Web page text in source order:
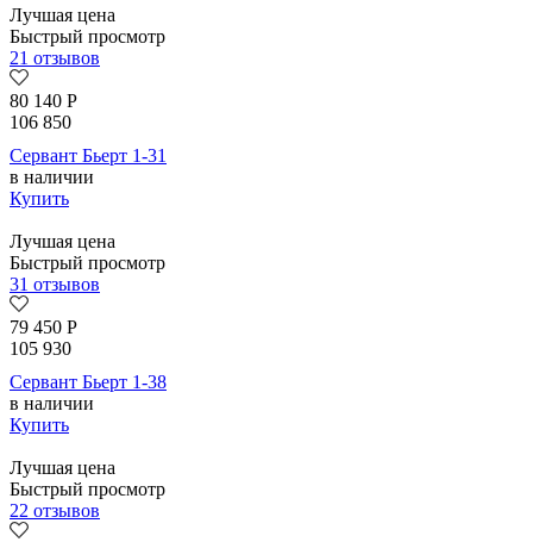
Лучшая цена
Быстрый просмотр
21 отзывов
80 140 Р
106 850
Сервант Бьерт 1-31
в наличии
Купить
Лучшая цена
Быстрый просмотр
31 отзывов
79 450 Р
105 930
Сервант Бьерт 1-38
в наличии
Купить
Лучшая цена
Быстрый просмотр
22 отзывов